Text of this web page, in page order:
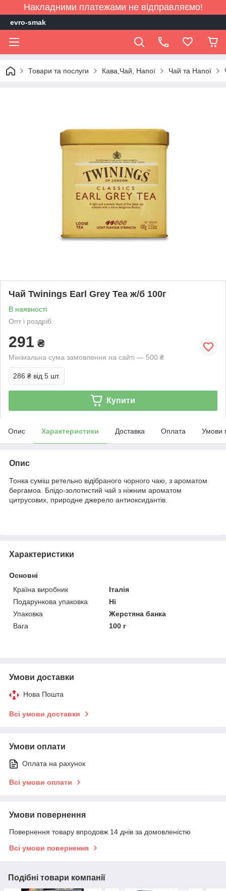
Накладними платежами не відправляємо!
evro-smak
Товари та послуги Кава,Чай, Напої Чай та Напої
Чай Twinings Earl Grey Tea ж/б 100г
В наявності
Опт і роздріб
291 ₴
Мінімальна сума замовлення на сайті — 500 ₴
286 ₴ від 5 шт.
Купити
Опис Характеристики Доставка Оплата Умови
Опис
Тонка суміш ретельно відібраного чорного чаю, з ароматом
бергамоа. Блідо-золотистий чай з ніжним ароматом
цитрусових, природне джерело антиоксидантів.
Характеристики
Основні
Країна виробник
Італія
Подарункова упаковка
Ні
Упаковка
Жерстяна банка
Вага
100 г
Умови доставки
Нова Пошта
Всі умови доставки
Умови оплати
Оплата на рахунок
Всі умови оплати
Умови повернення
Повернення товару впродовж 14 днів за домовленістю
Всі умови повернення
Подібні товари компанії